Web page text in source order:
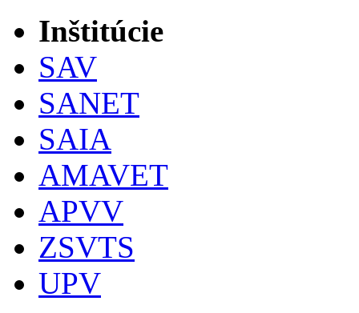
Inštitúcie
SAV
SANET
SAIA
AMAVET
APVV
ZSVTS
UPV